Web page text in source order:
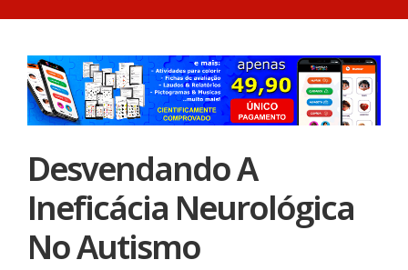
Desvendando A
Ineficácia Neurológica
No Autismo